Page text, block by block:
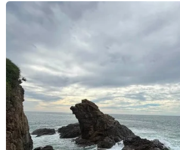
Australia lập kỷ lục Guinness với thỏi
vàng lớn nhất thế giới
Sản phụ ở Australia sinh 4 bé gái
cùng trứng theo cách hoàn toàn tự
nhiên
22/07/2026 06:38